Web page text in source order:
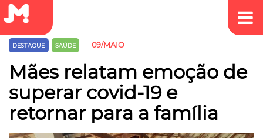
DESTAQUE SAÚDE 09/MAIO
Mães relatam emoção de
superar covid-19 e
retornar para a família